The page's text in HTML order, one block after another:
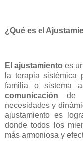
¿Qué es el
El ajustamiento es
la terapia sistémica
familia o sistema
comunicación de
necesidades y
ajustamiento es
donde todos los
más armoniosa y